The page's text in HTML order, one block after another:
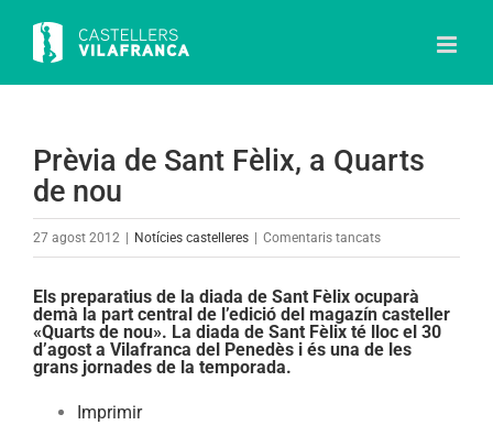
content
Prèvia de Sant Fèlix, a Quarts
de nou
27 agost 2012 Notícies castelleres Comentaris tancatsa
de
Sant
Fèlix,
Els preparatius de la diada de Sant Fèlix ocuparà
demà la part central de l’edició del magazín casteller
«Quarts de nou». La diada de Sant Fèlix té lloc el 30
d’agost a Vilafranca del Penedès i és una de les
grans jornades de la temporada.
Imprimir